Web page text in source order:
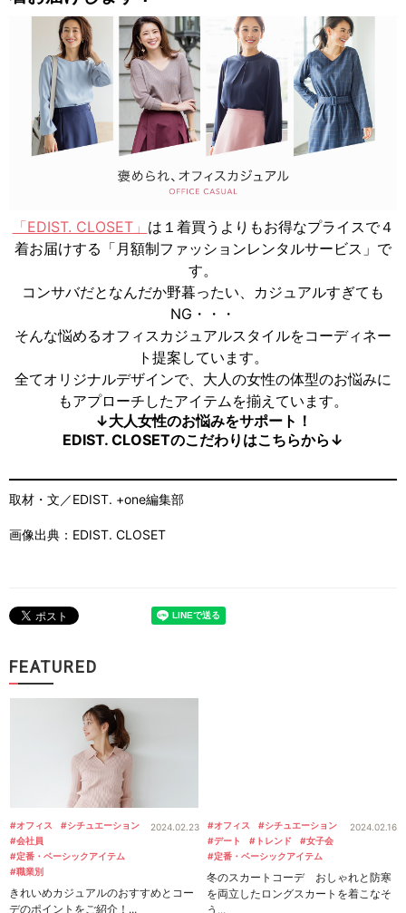
「EDIST. CLOSET」 は １着買うよりもお得なプライスで４
着お届けする「月額制ファッションレンタルサービス」で
す。
コンサバだとなんだか野暮ったい、カジュアルすぎても
NG・・・
そんな悩めるオフィスカジュアルスタイルをコーディネー
ト提案 しています。
全てオリジナルデザインで、 大人の女性の体型のお悩みに
もアプローチ したアイテムを揃えています。
↓大人女性のお悩みをサポート！
EDIST. CLOSETのこだわりはこちらから↓
取材・文／EDIST. +one編集部
画像出典：EDIST. CLOSET
FEATURED
#オフィス
#シチュエーション
#会社員
#定番・ベーシックアイテム
#職業別
2024.02.23
きれいめカジュアルのおすすめとコー
デのポイントをご紹介！...
#オフィス
#シチュエーション
#デート
#トレンド
#女子会
#定番・ベーシックアイテム
2024.02.16
冬のスカートコーデ おしゃれと防寒
を両立したロングスカートを着こなそ
う...